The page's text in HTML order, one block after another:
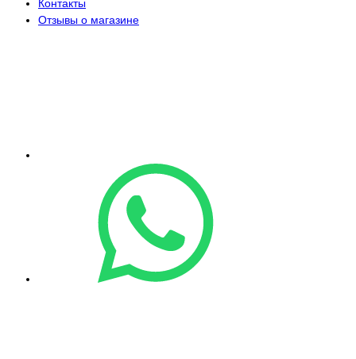
Контакты
Отзывы о магазине